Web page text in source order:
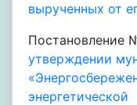
вырученных от
Постановление
утверждении
энергетической